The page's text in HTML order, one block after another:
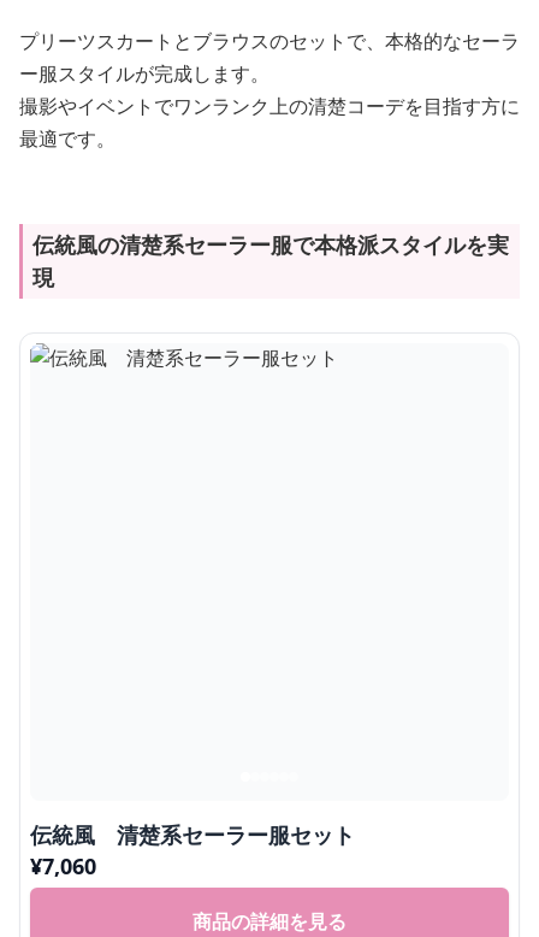
プリーツスカートとブラウスのセットで、本格的なセーラ
ー服スタイルが完成します。
撮影やイベントでワンランク上の清楚コーデを目指す方に
最適です。
伝統風の清楚系セーラー服で本格派スタイルを実
現
伝統風 清楚系セーラー服セット
¥7,060
商品の詳細を見る